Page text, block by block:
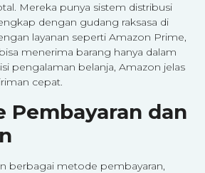
Mereka punya sistem distribusi
dengan gudang raksasa di
layanan seperti Amazon Prime,
menerima barang hanya dalam
pengalaman belanja, Amazon jelas
cepat.
Pembayaran dan
berbagai metode pembayaran,